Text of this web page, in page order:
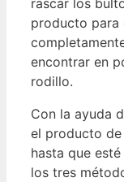
producto para
encontrar en
rodillo.
Con la ayuda
el producto
hasta que
los tres